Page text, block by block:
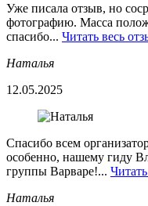
Уже писала отзыв, но
фотографию. Масса
спасибо... Читать весь
Наталья
12.05.2025
Спасибо всем
особенно, нашему гиду
группы Варваре!...
Наталья